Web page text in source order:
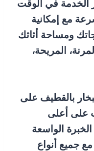
الخدمة في الوقت
مع إمكانية
ومساحة أثاثك
المريحة،
بالقطيف على
أعلى
الواسعة
مع جميع أنواع